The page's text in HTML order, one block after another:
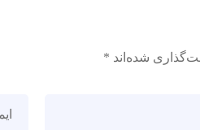
شده‌اند *